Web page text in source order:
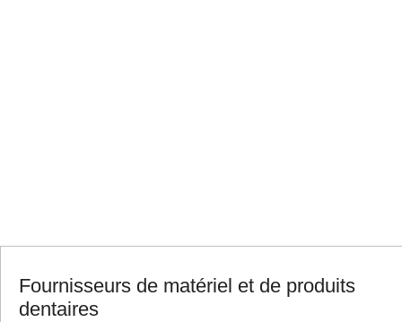
Fournisseurs de matériel et de produits
dentaires